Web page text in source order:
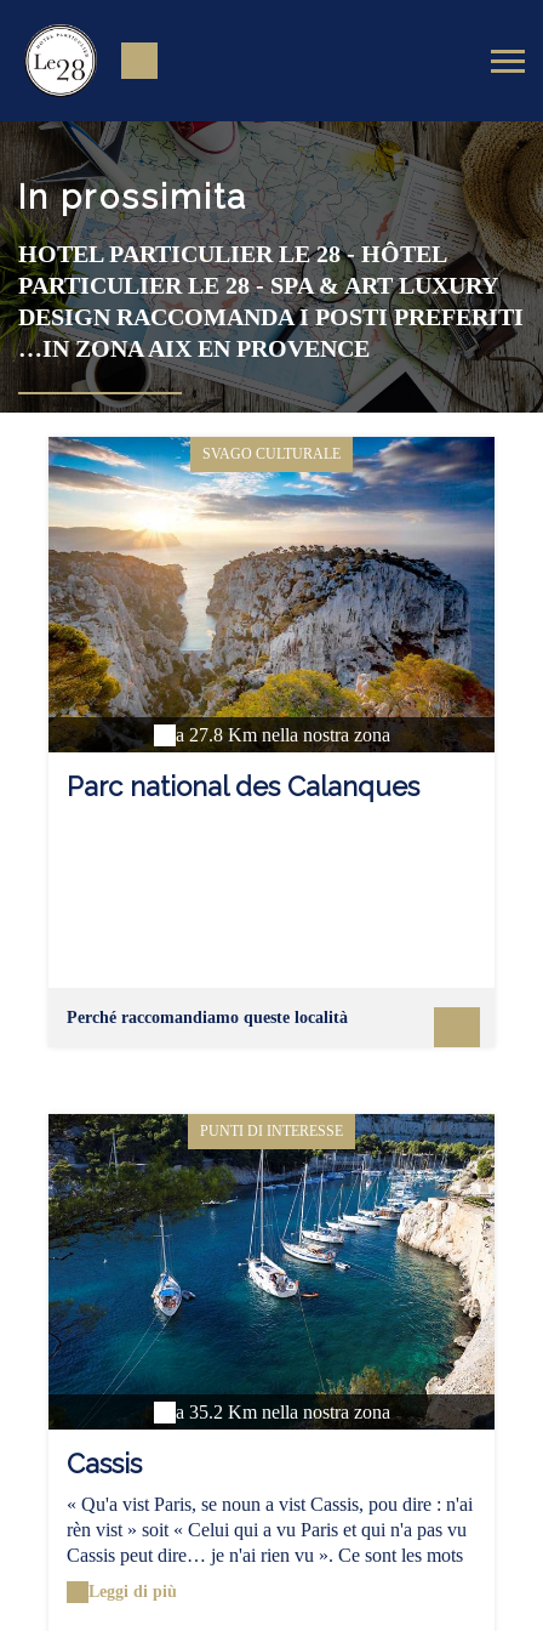
In prossimita
HOTEL PARTICULIER LE 28 - HÔTEL
PARTICULIER LE 28 - SPA & ART LUXURY
DESIGN RACCOMANDA I POSTI PREFERITI
…IN ZONA AIX EN PROVENCE
SVAGO CULTURALE
a 27.8 Km nella nostra zona
Parc national des Calanques
Perché raccomandiamo queste località
PUNTI DI INTERESSE
a 35.2 Km nella nostra zona
Cassis
« Qu'a vist Paris, se noun a vist Cassis, pou dire : n'ai
rèn vist » soit « Celui qui a vu Paris et qui n'a pas vu
Cassis peut dire… je n'ai rien vu ». Ce sont les mots
du prix Nobel de littérature, Frédéric Mistral, cet
enfant de Provence, qui décrivent le mieux Cassis.
Leggi di più